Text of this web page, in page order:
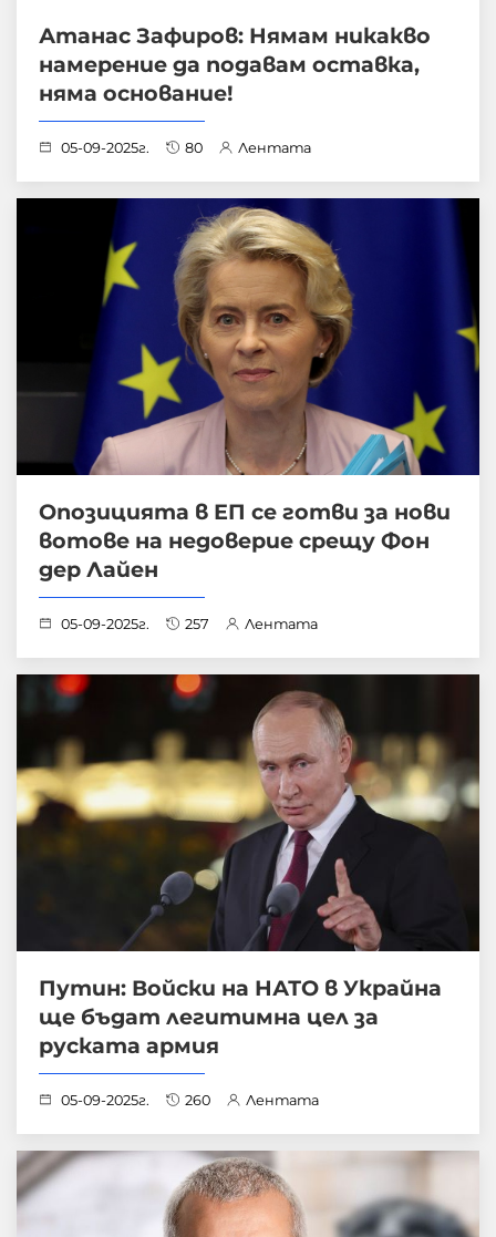
Атанас Зафиров: Нямам никакво
намерение да подавам оставка,
няма основание!
05-09-2025г. 80 Лентата
Опозицията в ЕП се готви за нови
вотове на недоверие срещу Фон
дер Лайен
05-09-2025г. 257 Лентата
Путин: Войски на НАТО в Украйна
ще бъдат легитимна цел за
руската армия
05-09-2025г. 260 Лентата